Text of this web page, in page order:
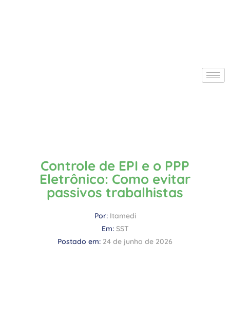
Controle de EPI e o PPP
Eletrônico: Como evitar
passivos trabalhistas
Por: Itamedi
Em: SST
Postado em: 24 de junho de 2026